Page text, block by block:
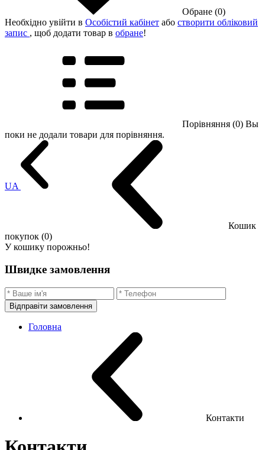
Обране (0)
Необхідно увійти в Особістий кабінет або створити обліковий
запис , щоб додати товар в обране!
Порівняння (0) Вы
поки не додали товари для порівняння.
UA
Кошик
покупок (0)
У кошику порожньо!
Швидке замовлення
Відправіти замовлення
Головна
Контакти